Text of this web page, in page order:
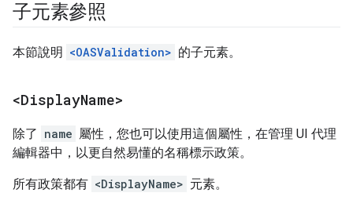
子元素參照
本節說明 <OASValidation> 的子元素。
<DisplayName>
除了 name 屬性，您也可以使用這個屬性，在管理 UI 代理
編輯器中，以更自然易懂的名稱標示政策。
所有政策都有 <DisplayName> 元素。